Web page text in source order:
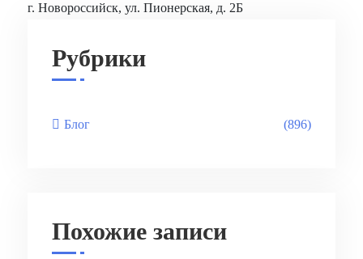
г. Новороссийск, ул. Пионерская, д. 2Б
Рубрики
Блог (896)
Похожие записи